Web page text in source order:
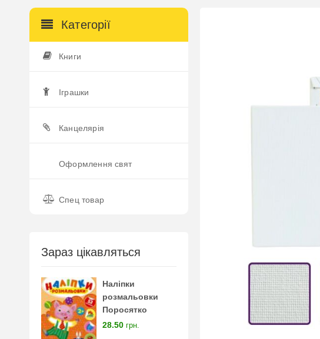
Категорії
Книги
Іграшки
Канцелярія
Оформлення свят
Спец товар
Зараз цікавляться
Наліпки
розмальовки
Поросятко
28.50 грн.